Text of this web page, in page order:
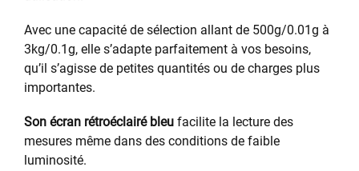
Avec une capacité de sélection allant de 500g/0.01g à
3kg/0.1g, elle s’adapte parfaitement à vos besoins,
qu’il s’agisse de petites quantités ou de charges plus
importantes.
Son écran rétroéclairé bleu facilite la lecture des
mesures même dans des conditions de faible
luminosité.